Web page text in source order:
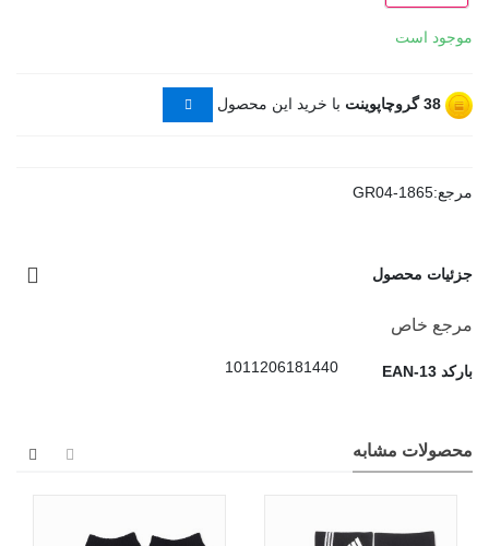
موجود است
38گروچاپوینت با خرید این محصول
مرجع:GR04-1865
جزئیات محصول
مرجع خاص
بارکد EAN-13 1011206181440
محصولات مشابه